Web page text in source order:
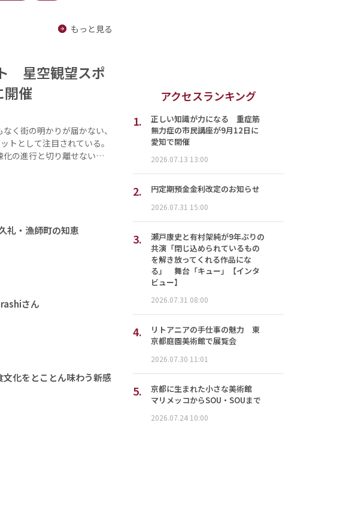
もっと見る
星空観望スポ
開催
く街の明かりが届かない、
トとして注目されている。
化の進行と切り離せない…
礼・漁師町の知恵
さん
化をとことん味わう新感
アクセスランキング
1.
正しい知識が力になる 重症筋
無力症の市民講座が9月12日に
愛知で開催
2026.07.13 13:00
2. 円定期預金金利改定のお知らせ
2026.07.31 15:00
3.
瀬戸康史と有村架純が9年ぶりの
共演「閉じ込められているもの
を解き放ってくれる作品にな
る」 舞台「キュー」【インタ
ビュー】
2026.07.31 08:00
4.
リトアニアの手仕事の魅力 東
京都庭園美術館で展覧会
2026.07.30 11:01
5.
京都に生まれた小さな美術館
マリメッコからSOU・SOUまで
2026.07.24 10:00